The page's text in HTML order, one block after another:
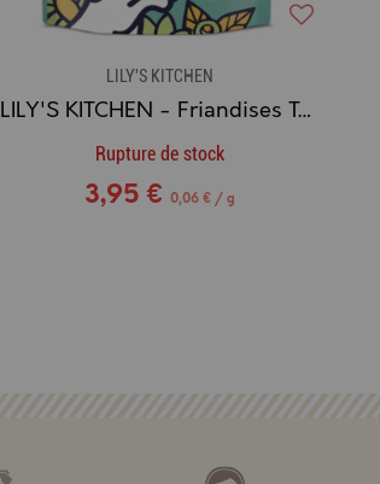
LILY'S KITCHEN
LILY'S KITCHEN - Friandises Tendres Chiot POULET & DINDE
Rupture de stock
3,95 € 0,06 € / g